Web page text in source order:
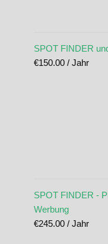
SPOT FINDER
€150.00 / Jahr
SPOT FINDER -
Werbung
€245.00 / Jahr